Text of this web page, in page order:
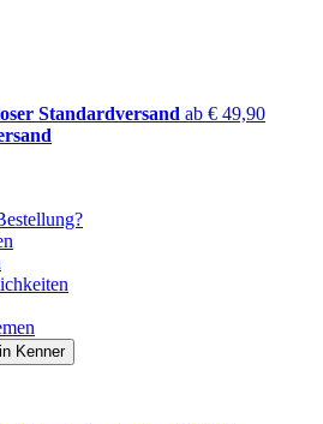
Standardversand ab € 49,90